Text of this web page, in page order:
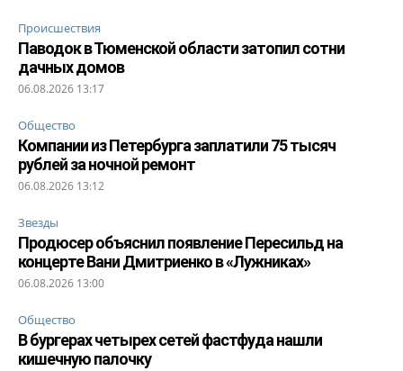
Происшествия
Паводок в Тюменской области затопил сотни
дачных домов
06.08.2026 13:17
Общество
Компании из Петербурга заплатили 75 тысяч
рублей за ночной ремонт
06.08.2026 13:12
Звезды
Продюсер объяснил появление Пересильд на
концерте Вани Дмитриенко в «Лужниках»
06.08.2026 13:00
Общество
В бургерах четырех сетей фастфуда нашли
кишечную палочку